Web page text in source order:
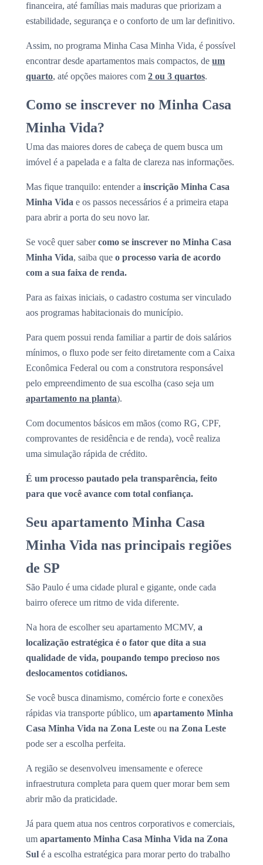
financeira, até famílias mais maduras que priorizam a
estabilidade, segurança e o conforto de um lar definitivo.
Assim, no programa Minha Casa Minha Vida, é possível
encontrar desde apartamentos mais compactos, de um
quarto, até opções maiores com 2 ou 3 quartos.
Como se inscrever no Minha Casa
Minha Vida?
Uma das maiores dores de cabeça de quem busca um
imóvel é a papelada e a falta de clareza nas informações.
Mas fique tranquilo: entender a inscrição Minha Casa
Minha Vida e os passos necessários é a primeira etapa
para abrir a porta do seu novo lar.
Se você quer sabercomo se inscrever no Minha Casa
Minha Vida, saiba que o processo varia de acordo
com a sua faixa de renda.
Para as faixas iniciais, o cadastro costuma ser vinculado
aos programas habitacionais do município.
Para quem possui renda familiar a partir de dois salários
mínimos, o fluxo pode ser feito diretamente com a Caixa
Econômica Federal ou com a construtora responsável
pelo empreendimento de sua escolha (caso seja um
apartamento na planta).
Com documentos básicos em mãos (como RG, CPF,
comprovantes de residência e de renda), você realiza
uma simulação rápida de crédito.
É um processo pautado pela transparência, feito
para que você avance com total confiança.
Seu apartamento Minha Casa
Minha Vida nas principais regiões
de SP
São Paulo é uma cidade plural e gigante, onde cada
bairro oferece um ritmo de vida diferente.
Na hora de escolher seu apartamento MCMV, a
localização estratégica é o fator que dita a sua
qualidade de vida, poupando tempo precioso nos
deslocamentos cotidianos.
Se você busca dinamismo, comércio forte e conexões
rápidas via transporte público, um apartamento Minha
Casa Minha Vida na Zona Leste ou na Zona Leste
pode ser a escolha perfeita.
A região se desenvolveu imensamente e oferece
infraestrutura completa para quem quer morar bem sem
abrir mão da praticidade.
Já para quem atua nos centros corporativos e comerciais,
um apartamento Minha Casa Minha Vida na Zona
Sul é a escolha estratégica para morar perto do trabalho